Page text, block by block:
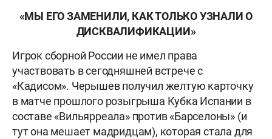
«МЫ ЕГО ЗАМЕНИЛИ, КАК ТОЛЬКО УЗНАЛИ О
ДИСКВАЛИФИКАЦИИ»
Игрок сборной России не имел права
участвовать в сегодняшней встрече с
«Кадисом». Черышев получил желтую карточку
в матче прошлого розыгрыша Кубка Испании в
составе «Вильярреала» против «Барселоны» (и
тут она мешает мадридцам), которая стала для